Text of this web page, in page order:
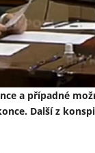
a případné
Další z